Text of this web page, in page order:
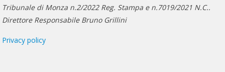
Tribunale di Monza n.2/2022 Reg. Stampa e n.7019/2021 N.C..
Direttore Responsabile Bruno Grillini
Privacy policy